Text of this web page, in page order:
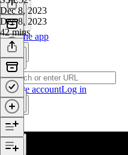
Get the app
Create accountLog in
Dec 8, 2023
Dec 8, 2023
42 mins